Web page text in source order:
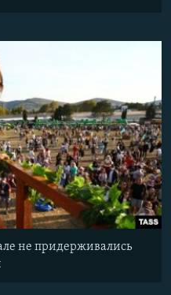
не придерживались